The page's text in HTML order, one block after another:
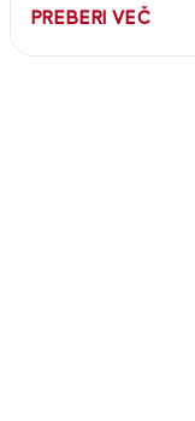
PREBERI VEČ